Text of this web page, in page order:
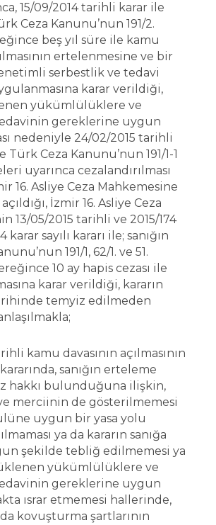
15/09/2014 tarihli karar ile
Ceza Kanunu’nun 191/2.
beş yıl süre ile kamu
ertelenmesine ve bir
serbestlik ve tedavi
karar verildiği,
yükümlülüklere ve
gereklerine uygun
nedeniyle 24/02/2015 tarihli
Ceza Kanunu’nun 191/1-1
uyarınca cezalandırılması
16. Asliye Ceza Mahkemesine
İzmir 16. Asliye Ceza
13/05/2015 tarihli ve 2015/174
karar sayılı kararı ile; sanığın
191/1, 62/1. ve 51.
10 ay hapis cezası ile
karar verildiği, kararın
temyiz edilmeden
kamu davasının açılmasının
sanığın erteleme
hakkı bulunduğuna ilişkin,
merciinin de gösterilmemesi
uygun bir yasa yolu
ya da kararın sanığa
şekilde tebliğ edilmemesi ya
yükümlülüklere ve
gereklerine uygun
ısrar etmemesi hallerinde,
kovuşturma şartlarının